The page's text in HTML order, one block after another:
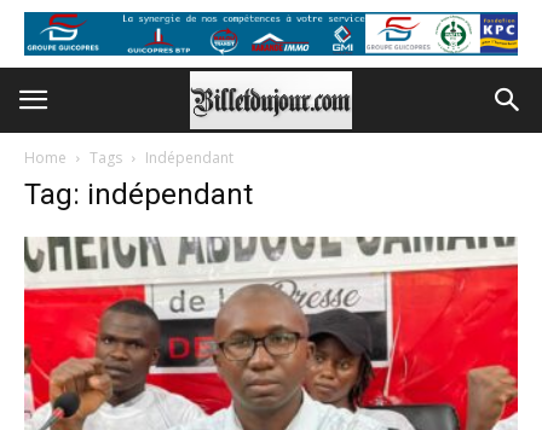
Home Tags Indépendant
Tag: indépendant